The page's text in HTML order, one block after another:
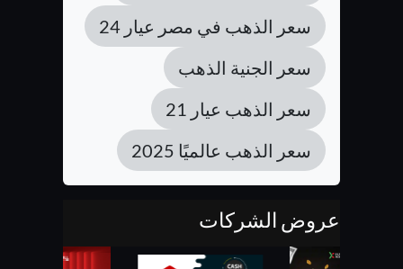
سعر الذهب في مصر عيار 24
سعر الجنية الذهب
سعر الذهب عيار 21
سعر الذهب عالميًا 2025
عروض الشركات